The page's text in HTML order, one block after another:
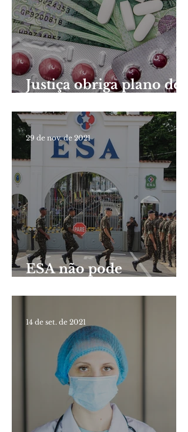
Justiça obriga plano de
Venetoclax
ESA não pode
candidatos casados ou
em união estável com
29 de nov. de 2021
14 de set. de 2021